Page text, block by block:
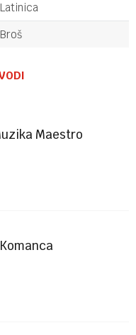
Latinica
Broš
Maestro